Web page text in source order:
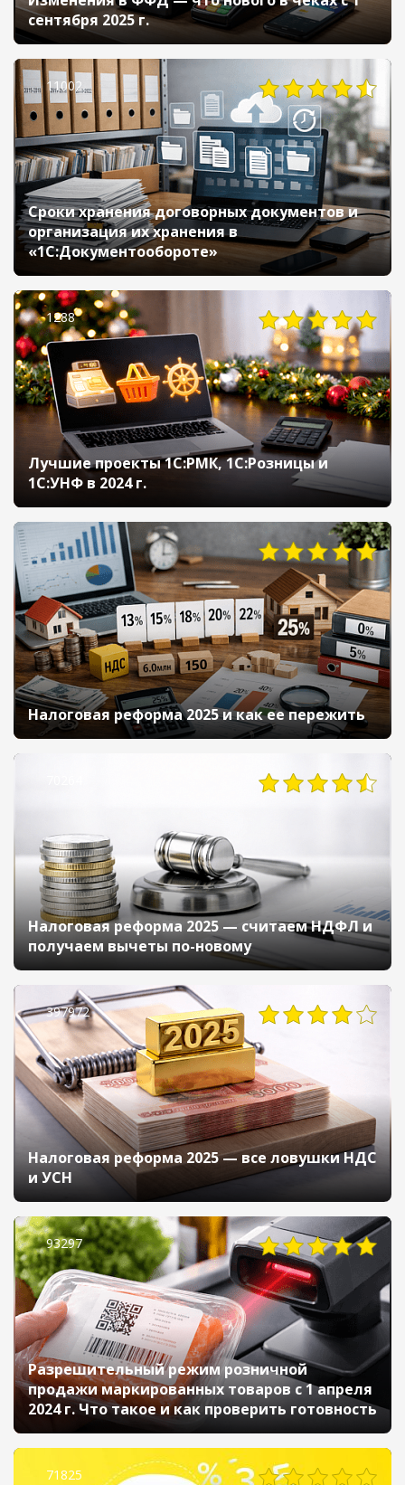
сентября 2025 г.
11002
Сроки хранения договорных документов и
организация их хранения в
«1С:Документообороте»
1288
Лучшие проекты 1С:РМК, 1С:Розницы и
1С:УНФ в 2024 г.
Налоговая реформа 2025 и как ее пережить
Налоговая реформа 2025 — считаем НДФЛ и
получаем вычеты по-новому
397972
Налоговая реформа 2025 — все ловушки НДС
и УСН
93297
Разрешительный режим розничной
продажи маркированных товаров с 1 апреля
2024 г. Что такое и как проверить готовность
71825